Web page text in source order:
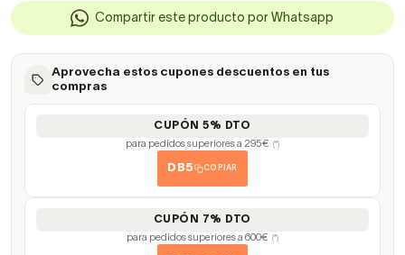
Compartir este producto por Whatsapp
Aprovecha estos cupones descuentos en tus
compras
CUPÓN 5% DTO
para pedidos superiores a 295€ (*)
DB5 COPIAR
CUPÓN 7% DTO
para pedidos superiores a 600€ (*)